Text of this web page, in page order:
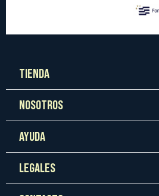
TIENDA
NOSOTROS
AYUDA
LEGALES